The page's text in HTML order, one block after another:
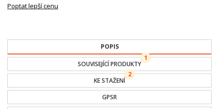
Poptat lepší cenu
POPIS
SOUVISEJÍCÍ PRODUKTY
1
KE STAŽENÍ
2
GPSR